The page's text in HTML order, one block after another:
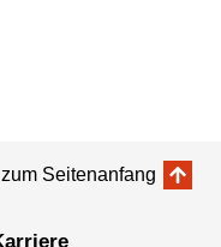
zum Seitenanfang
Karriere